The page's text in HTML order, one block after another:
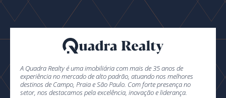
A Quadra Realty é uma imobiliária com mais de 35 anos de
experiência no mercado de alto padrão, atuando nos melhores
destinos de Campo, Praia e São Paulo. Com forte presença no
setor, nos destacamos pela excelência, inovação e liderança.